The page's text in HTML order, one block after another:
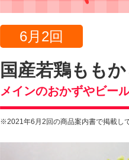
6月2回
国産若鶏もも
メインのおかずやビー
※2021年6月2回の商品案内書で掲載し